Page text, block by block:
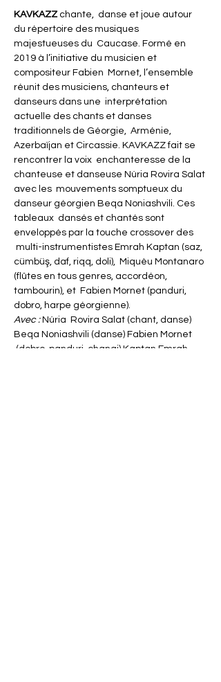
KAVKAZZ chante,  danse et joue autour
du répertoire des musiques
majestueuses du  Caucase. Formé en
2019 à l’initiative du musicien et
compositeur Fabien  Mornet, l’ensemble
réunit des musiciens, chanteurs et
danseurs dans une  interprétation
actuelle des chants et danses
traditionnels de Géorgie,  Arménie,
Azerbaïjan et Circassie. KAVKAZZ fait se
rencontrer la voix  enchanteresse de la
chanteuse et danseuse Núria Rovira Salat
avec les  mouvements somptueux du
danseur géorgien Beqa Noniashvili. Ces
tableaux  dansés et chantés sont
enveloppés par la touche crossover des
multi-instrumentistes Emrah Kaptan (saz,
cümbüş, daf, riqq, doli),  Miquèu Montanaro
(flûtes en tous genres, accordéon,
tambourin), et  Fabien Mornet (panduri,
dobro, harpe géorgienne).
Avec : Núria  Rovira Salat (chant, danse)
Beqa Noniashvili (danse) Fabien Mornet
(dobro, panduri, changi) Kaptan Emrah